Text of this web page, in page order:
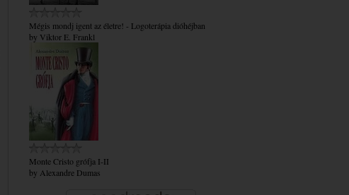
Mégis mondj igent az életre! - Logoterápia dióhéjban
by Viktor E. Frankl
Monte Cristo grófja I-II
by Alexandre Dumas